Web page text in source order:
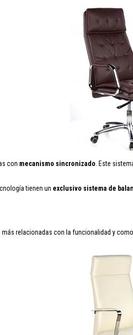
con mecanismo sincronizado . Este
tienen un exclusivo sistema de
relacionadas con la funcionalidad y